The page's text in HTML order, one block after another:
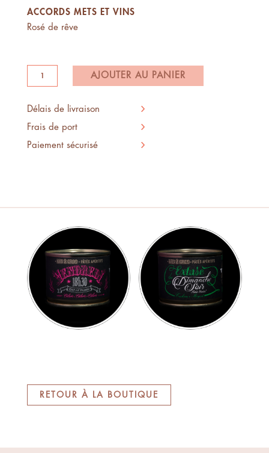
ACCORDS METS ET VINS
Rosé de rêve
quantité
de
à
Capo
AJOUTER AU PANIER
Délais de livraison
Frais de port
Paiement sécurisé
RETOUR À LA BOUTIQUE